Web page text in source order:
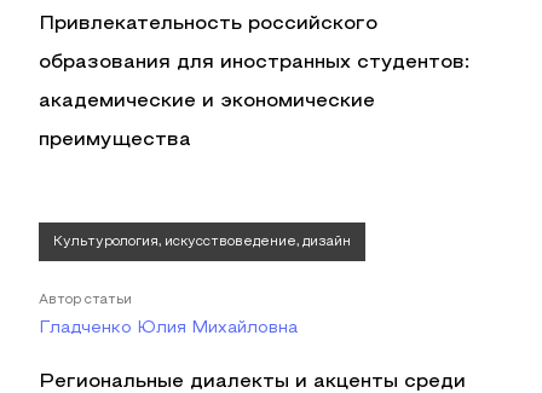
Привлекательность российского
образования для иностранных студентов:
академические и экономические
преимущества
Культурология, искусствоведение, дизайн
Автор статьи
Гладченко Юлия Михайловна
Региональные диалекты и акценты среди